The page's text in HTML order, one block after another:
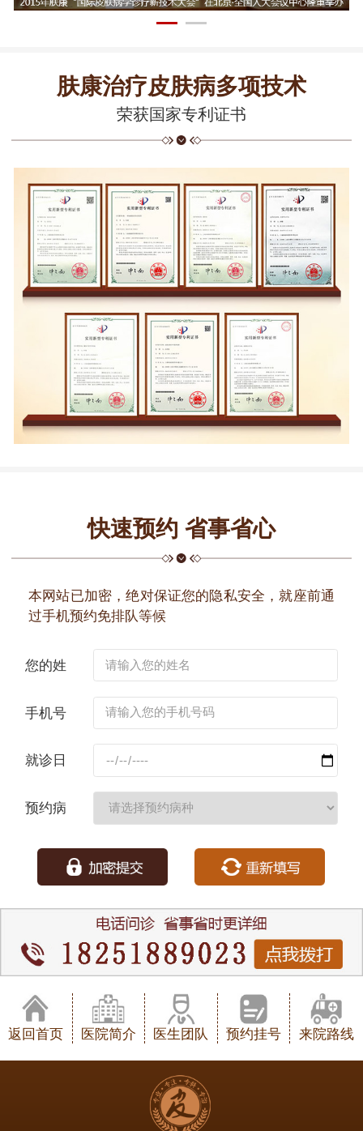
肤康治疗皮肤病多项技术
荣获国家专利证书
快速预约 省事省心
本网站已加密，绝对保证您的隐私安全，就座前通
过手机预约免排队等候
您的姓
手机号
就诊日
预约病
返回首页 医院简介 医生团队 预约挂号 来院路线